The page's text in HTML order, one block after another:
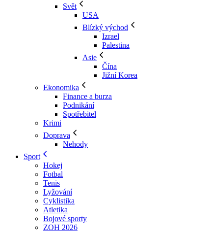
Svět
USA
Blízký východ
Izrael
Palestina
Asie
Čína
Jižní Korea
Ekonomika
Finance a burza
Podnikání
Spotřebitel
Krimi
Doprava
Nehody
Sport
Hokej
Fotbal
Tenis
Lyžování
Cyklistika
Atletika
Bojové sporty
ZOH 2026